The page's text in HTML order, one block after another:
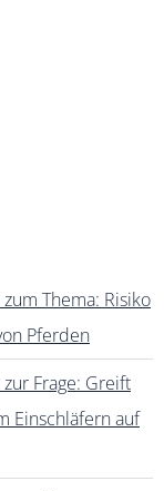
Thema: Risiko
Pferden
Frage: Greift
Einschläfern auf